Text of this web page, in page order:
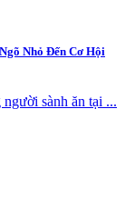
Nhỏ Đến Cơ Hội
sành ăn tại ...